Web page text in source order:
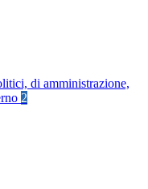
di amministrazione,
2